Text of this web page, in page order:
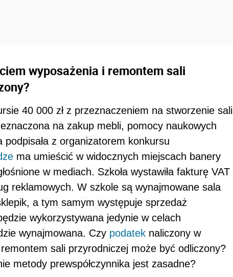
wyposażenia i remontem sali
40 000 zł z przeznaczeniem na stworzenie sali
na zakup mebli, pomocy naukowych
podpisała z organizatorem konkursu
ma umieścić w widocznych miejscach banery
w mediach. Szkoła wystawiła fakturę VAT
reklamowych. W szkole są wynajmowane sala
a tym samym występuje sprzedaż
wykorzystywana jedynie w celach
wynajmowana. Czy podatek naliczony w
sali przyrodniczej może być odliczony?
metody prewspółczynnika jest zasadne?